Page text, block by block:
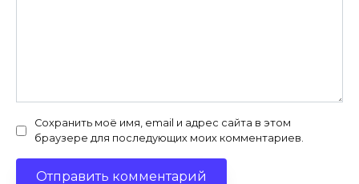
Сохранить моё имя, email и адрес сайта в этом
браузере для последующих моих комментариев.